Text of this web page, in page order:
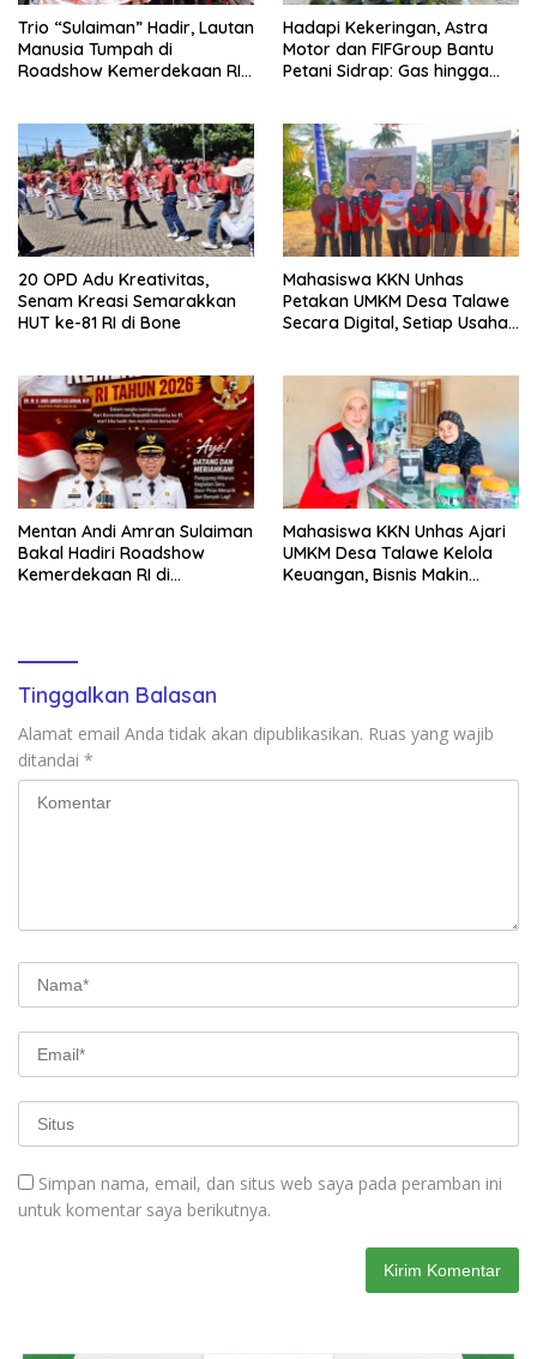
Trio “Sulaiman” Hadir, Lautan
Manusia Tumpah di
Roadshow Kemerdekaan RI
Hadapi Kekeringan, Astra
Motor dan FIFGroup Bantu
Petani Sidrap: Gas hingga
20 OPD Adu Kreativitas,
Senam Kreasi Semarakkan
HUT ke-81 RI di Bone
Mahasiswa KKN Unhas
Petakan UMKM Desa Talawe
Secara Digital, Setiap Usaha
Mentan Andi Amran Sulaiman
Bakal Hadiri Roadshow
Kemerdekaan RI di
Mahasiswa KKN Unhas Ajari
UMKM Desa Talawe Kelola
Keuangan, Bisnis Makin
Tinggalkan Balasan
Alamat email Anda tidak akan dipublikasikan. Ruas yang wajib
ditandai *
Simpan nama, email, dan situs web saya pada peramban ini
untuk komentar saya berikutnya.